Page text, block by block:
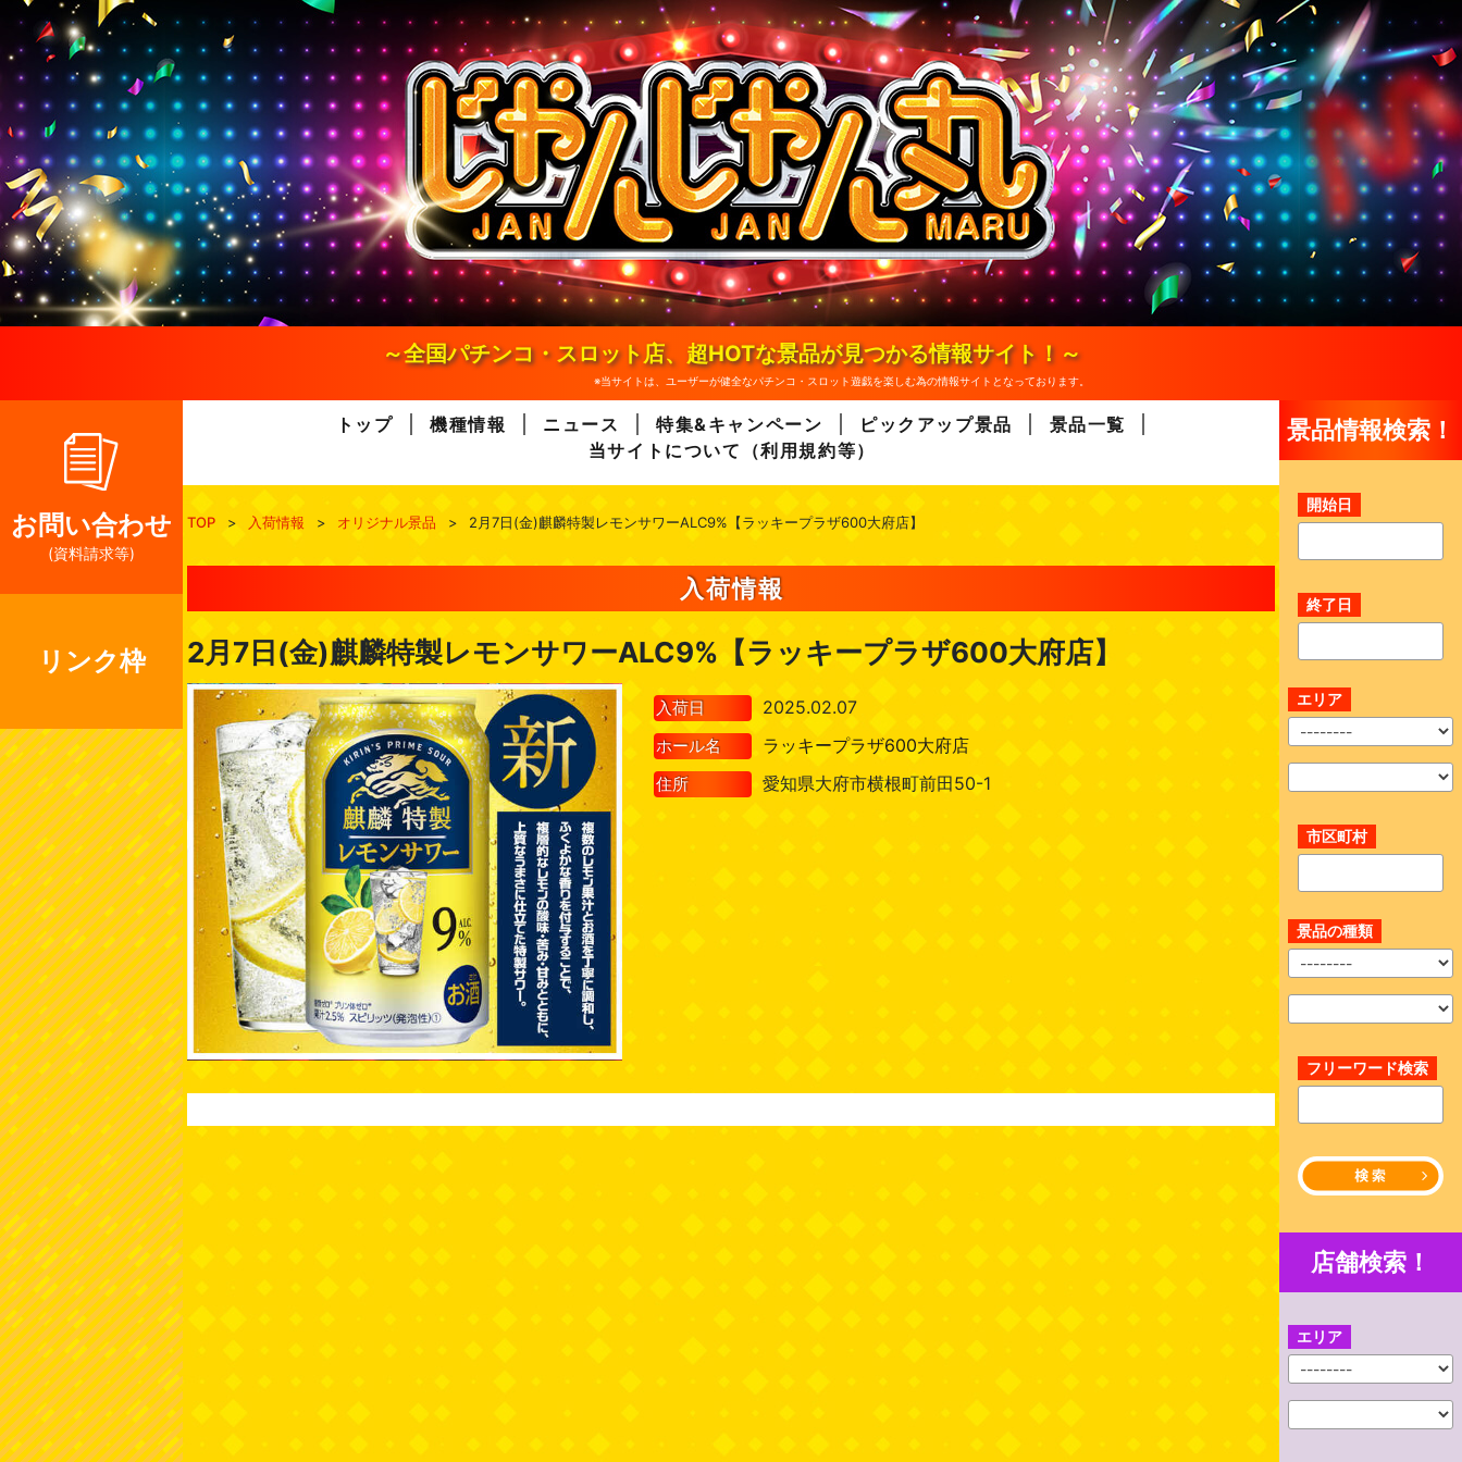
n
e
n
～全国パチンコ・スロット店、超HOTな景品が見つかる情報サイト！～
※当サイトは、ユーザーが健全なパチンコ・スロット遊戯を楽しむ為の情報サイトとなっております。
お問い合わせ
(資料請求等)
リンク枠
トップ 機種情報 ニュース 特集&キャンペーン ピックアップ景品
景品一覧
当サイトについて（利用規約等）
TOP > 入荷情報 > オリジナル景品 > 2月7日(金)麒麟特製レモンサワーALC9%【ラッキープラザ600大府店】
入荷情報
2月7日(金)麒麟特製レモンサワーALC9%【ラッキープラザ600大府店】
入荷日 2025.02.07
ホール名 ラッキープラザ600大府店
住所 愛知県大府市横根町前田50-1
景品情報検索！
開始日
終了日
エリア
市区町村
景品の種類
フリーワード検索
店舗検索！
エリア